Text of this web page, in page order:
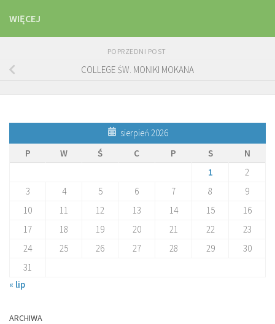
WIĘCEJ
POPRZEDNI POST
COLLEGE ŚW. MONIKI MOKANA
sierpień 2026
P
W Ś C P S
N
1
2
3
4 5 6 7 8
9
10
11 12 13 14 15
16
17
18 19 20 21 22
23
24
25 26 27 28 29
30
31
« lip
ARCHIWA